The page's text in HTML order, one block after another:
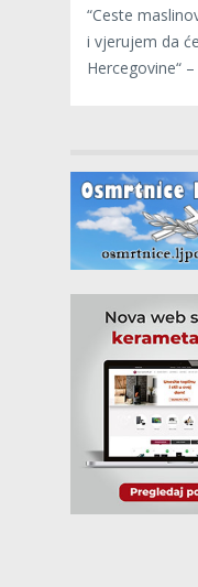
“Ceste
i vjerujem da
Hercegovine“